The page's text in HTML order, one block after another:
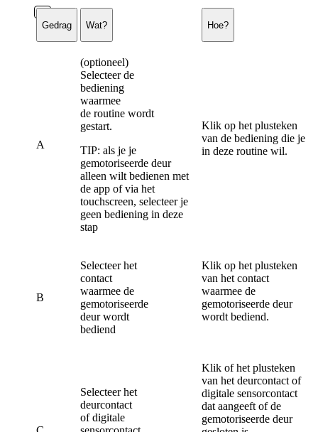
Gedrag Wat? Hoe?
A
(optioneel)
Selecteer de
bediening
waarmee
de routine wordt
gestart.
TIP: als je je
gemotoriseerde deur
alleen wilt bedienen met
de app of via het
touchscreen, selecteer je
geen bediening in deze
stap
Klik op het plusteken
van de bediening die je
in deze routine wil.
B
Selecteer het
contact
waarmee de
gemotoriseerde
deur wordt
bediend
Klik op het plusteken
van het contact
waarmee de
gemotoriseerde deur
wordt bediend.
Selecteer het
deurcontact
of digitale
Klik of het plusteken
van het deurcontact of
digitale sensorcontact
dat aangeeft of de
gemotoriseerde deur